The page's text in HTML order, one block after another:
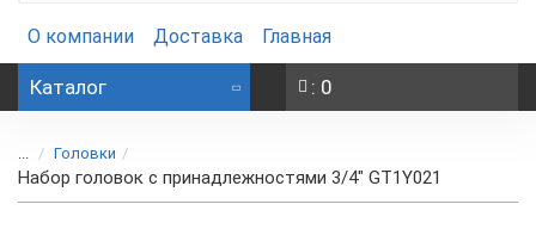
О компании Доставка Главная
Каталог : 0
... Головки
Набор головок с принадлежностями 3/4" GT1Y021